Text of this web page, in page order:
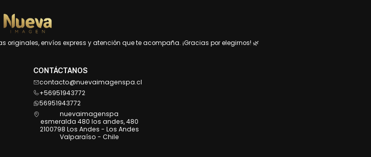
envíos express y atención que te acompaña. ¡Gracias por elegirnos! 🌿
CONTÁCTANOS
contacto@nuevaimagenspa.cl
+56951943772
56951943772
nuevaimagenspa
esmeralda 480 los andes, 480
2100798 Los Andes - Los Andes
Valparaíso - Chile